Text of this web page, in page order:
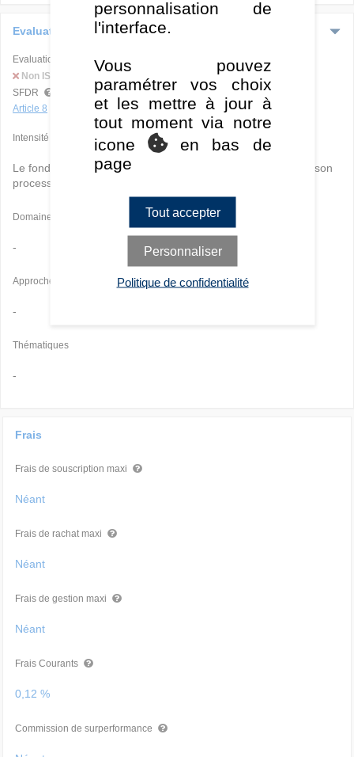
Evaluation ESG
Evaluation ISR globale
Non ISR
SFDR
Article 8
Intensité
Le fonds n'intègre pasles critères extra-financiers (ESG) à son
processus d'investissement.
Domaines
-
Approches
-
Thématiques
-
Frais
Frais de souscription maxi
Néant
Frais de rachat maxi
Néant
Frais de gestion maxi
Néant
Frais Courants
0,12 %
Commission de surperformance
personnalisation de
l'interface.
Vous pouvez
paramétrer vos choix
et les mettre à jour à
tout moment via notre
icone
en bas de
page
Tout accepter
Personnaliser
Politique de confidentialité